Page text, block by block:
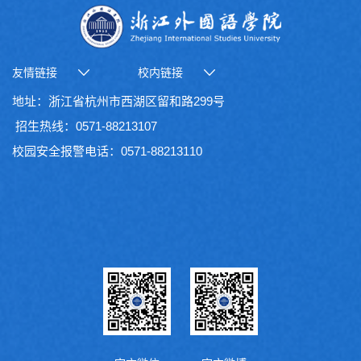
友情链接 校内链接
地址：浙江省杭州市西湖区留和路299号
招生热线：0571-88213107
校园安全报警电话：0571-88213110